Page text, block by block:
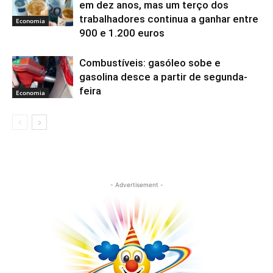
Economia
em dez anos, mas um terço dos
trabalhadores continua a ganhar entre
900 e 1.200 euros
Economia
Combustíveis: gasóleo sobe e
gasolina desce a partir de segunda-
feira
- Advertisement -